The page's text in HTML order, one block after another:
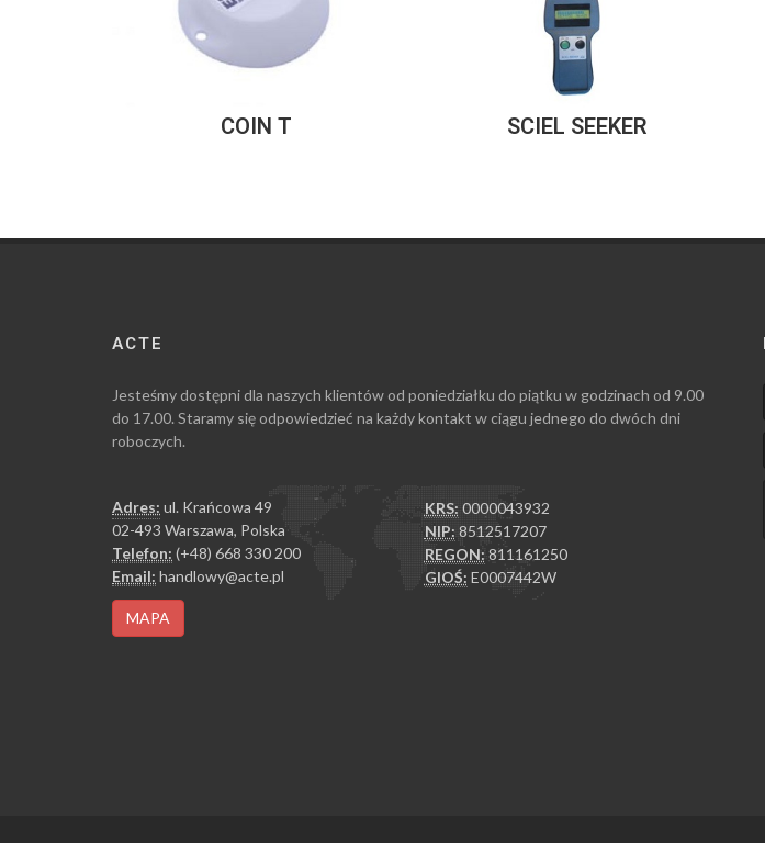
COIN T SCIEL SEEKER
ACTE
Jesteśmy dostępni dla naszych klientów od poniedziałku do piątku w godzinach od 9.00
do 17.00. Staramy się odpowiedzieć na każdy kontakt w ciągu jednego do dwóch dni
roboczych.
Adres: ul. Krańcowa 49
02-493 Warszawa, Polska
Telefon: (+48) 668 330 200
Email: handlowy@acte.pl
KRS: 0000043932
NIP: 8512517207
REGON: 811161250
GIOŚ: E0007442W
MAPA